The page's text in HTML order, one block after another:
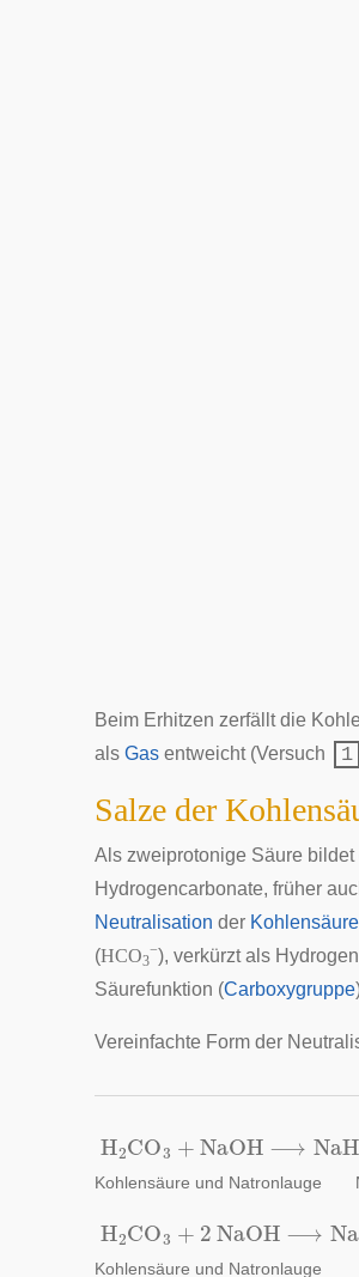
Beim Erhitzen zerfällt die
als Gas entweicht (Versuch 1
Salze der
Als zweiprotonige Säure
Hydrogencarbonate, früher
Neutralisation der Kohlensäure
(HCO3
−), verkürzt als
Säurefunktion (Carboxygruppe
Vereinfachte Form der
H CO NaOH⟶
Kohlensäure und Natronlauge
H CO 2 NaOH⟶ Na2
Kohlensäure und Natronlauge